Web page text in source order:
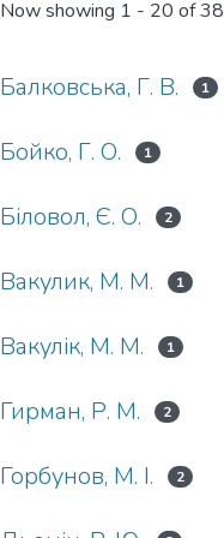
Now showing 1 - 20 of 38
Балковська, Г. В. 1
Бойко, Г. О. 1
Біловол, Є. О. 2
Вакулик, М. М. 1
Вакулік, М. М. 1
Гирман, Р. М. 2
Горбунов, М. І. 2